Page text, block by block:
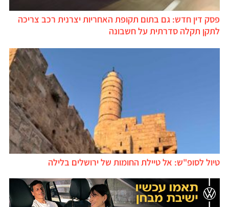
פסק דין חדש: גם בתום תקופת האחריות יצרנית רכב צריכה
לתקן תקלה סדרתית על חשבונה
טיול לסופ"ש: אל טיילת החומות של ירושלים בלילה